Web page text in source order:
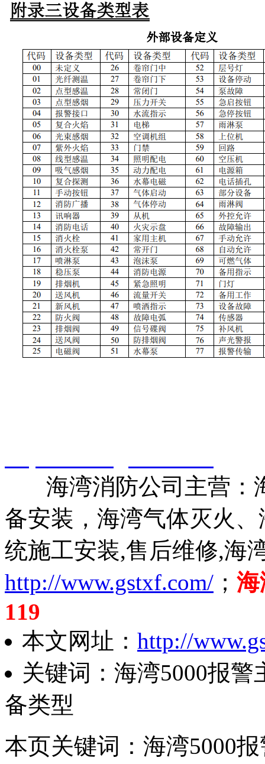
海湾消防公司主营：
备安装，海湾气体灭火
统施工安装,售后维修,海
http://www.gstxf.com/ ； 海
119
本文网址： http://
关键词：海湾5000报
备类型
本页关键词：海湾5000